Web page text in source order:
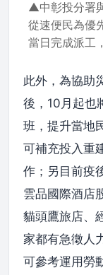
▲中彰投分署
從速便民為優
當日完成派工
此外，為協助
後，10月起也
班，提升當地
可補充投入重
作；另目前疫
雲品國際酒店
貓頭鷹旅店、
家都有急徵人
可參考運用勞